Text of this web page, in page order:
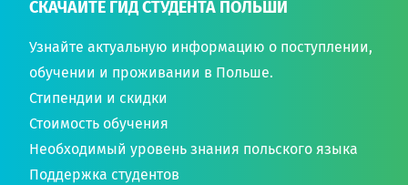
СКАЧАЙТЕ ГИД СТУДЕНТА ПОЛЬШИ
Узнайте актуальную информацию о поступлении,
обучении и проживании в Польше.
Стипендии и скидки
Стоимость обучения
Необходимый уровень знания польского языка
Поддержка студентов